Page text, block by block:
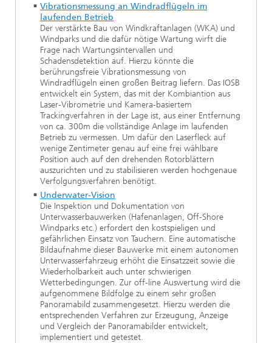
Vibrationsmessung an Windradflügeln im
laufenden Betrieb
Der verstärkte Bau von Windkraftanlagen (WKA) und
Windparks und die dafür nötige Wartung wirft die
Frage nach Wartungsintervallen und
Schadensdetektion auf. Hierzu könnte die
berührungsfreie Vibrationsmessung von
Windradflügeln einen großen Beitrag liefern. Das IOSB
entwickelt ein System, das mit der Kombiantion aus
Laser-Vibrometrie und Kamera-basiertem
Trackingverfahren in der Lage ist, aus einer Entfernung
von ca. 300m die vollständige Anlage im laufenden
Betrieb zu vermessen. Um dafür den Laserfleck auf
wenige Zentimeter genau auf eine frei wählbare
Position auch auf den drehenden Rotorblättern
auszurichten und zu stabilisieren werden hochgenaue
Verfolgungsverfahren benötigt.
Underwater-Vision
Die Inspektion und Dokumentation von
Unterwasserbauwerken (Hafenanlagen, Off-Shore
Windparks etc.) erfordert den kostspieligen und
gefährlichen Einsatz von Tauchern. Eine automatische
Bildaufnahme dieser Bauwerke mit einem autonomen
Unterwasserfahrzeug erhöht die Einsatzzeit sowie die
Wiederholbarkeit auch unter schwierigen
Wetterbedingungen. Zur off-line Auswertung wird die
aufgenommene Bildfolge zu einem sehr großen
Panoramabild zusammengesetzt. Hierzu werden die
entsprechenden Verfahren zur Erzeugung, Anzeige
und Vergleich der Panoramabilder entwickelt,
implementiert und getestet.